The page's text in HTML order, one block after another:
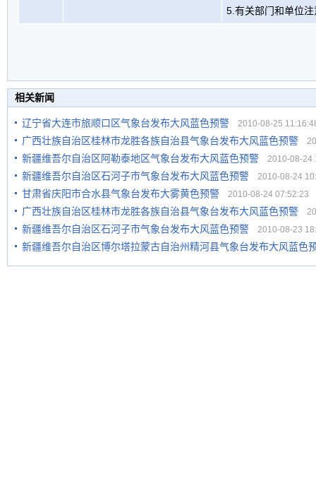
5.有关部门和单位
相关新闻
辽宁省大连市旅顺口区气象台发布大风蓝色预警 2010-08-25
广西壮族自治区桂林市龙胜各族自治县气象台发布大风蓝色预警
新疆维吾尔自治区阿勒泰地区气象台发布大风蓝色预警 2010-08-24
新疆维吾尔自治区石河子市气象台发布大风蓝色预警 2010-08-24
甘肃省庆阳市合水县气象台发布大雾黄色预警 2010-08-24 07:52:23
广西壮族自治区桂林市龙胜各族自治县气象台发布大风蓝色预警
新疆维吾尔自治区石河子市气象台发布大风蓝色预警 2010-08-23
新疆维吾尔自治区博尔塔拉蒙古自治州精河县气象台发布大风蓝色